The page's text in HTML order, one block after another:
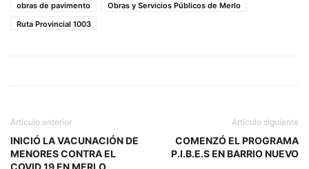
obras de pavimento
Obras y Servicios Públicos de Merlo
Ruta Provincial 1003
Artículo anterior
INICIÓ LA VACUNACIÓN DE
MENORES CONTRA EL
COVID 19 EN MERLO
Artículo siguiente
COMENZÓ EL PROGRAMA
P.I.B.E.S EN BARRIO NUEVO